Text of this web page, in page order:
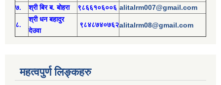
७. श्री बिर ब. बोहरा ९८६६१०६००६ alitalrm007@gmail.com
८.
श्री धन बहादुर
देउवा
९८४८७४०७६२alitalrm08@gmail.com
महत्वपुर्ण लिङ्कहरु